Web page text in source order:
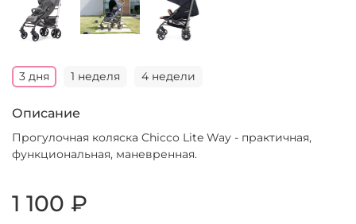
3 дня 1 неделя 4 недели
Описание
Прогулочная коляска Chicco Lite Way - практичная,
функциональная, маневренная.
1 100 ₽